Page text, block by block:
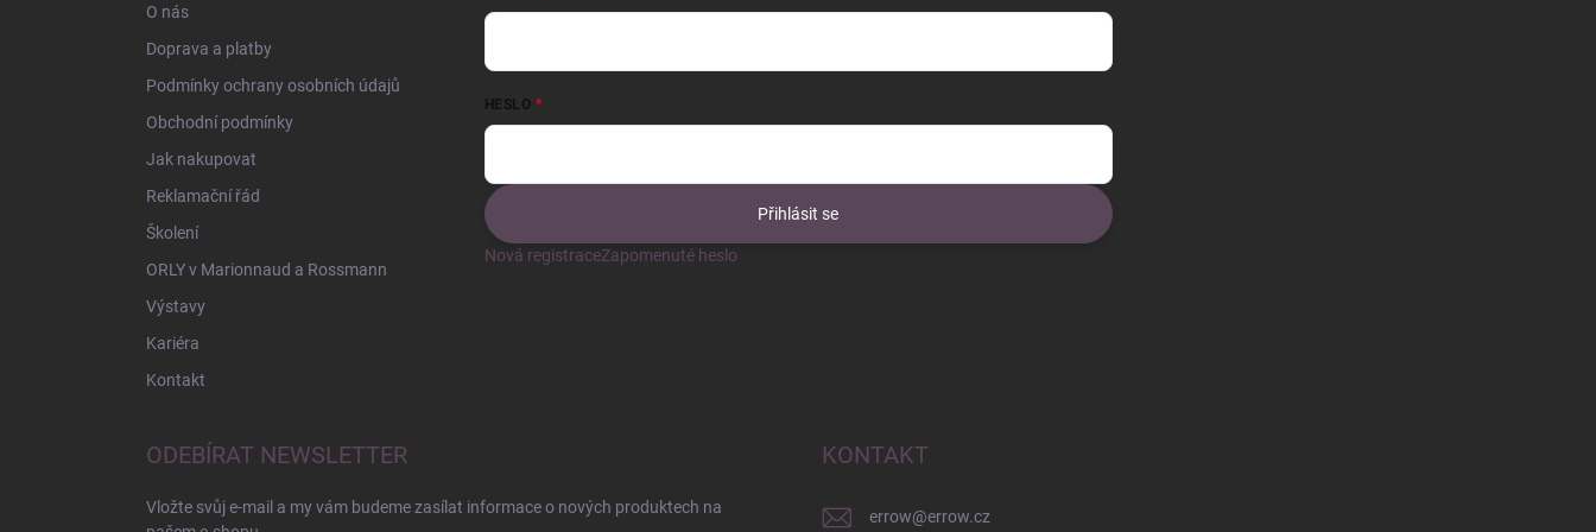
O nás
Doprava a platby
Podmínky ochrany osobních údajů
Obchodní podmínky
Jak nakupovat
Reklamační řád
Školení
ORLY v Marionnaud a Rossmann
Výstavy
Kariéra
Kontakt
HESLO
Přihlásit se
Nová registraceZapomenuté heslo
ODEBÍRAT NEWSLETTER
Vložte svůj e-mail a my vám budeme zasílat informace o nových produktech na
KONTAKT
errow@errow.cz